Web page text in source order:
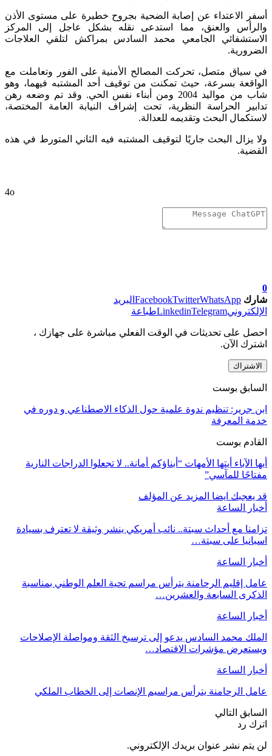
أسفر الاعتداء عن إصابة الضحية بجروح خطيرة على مستوى الأذن
والرأس والعنق، مما استدعى نقله بشكل عاجل إلى المركز
الاستشفائي الجامعي محمد السادس بمراكش لتلقي العلاجات
الضرورية.
في سياق متصل، تحركت المصالح الأمنية على الفور وتعاملت مع
الواقعة بسرعة، حيث تمكنت من توقيف أحد المشتبه فيهما، وهو
شاب من مواليد 2004 ومن أبناء نفس الحي. وقد تم وضعه رهن
تدابير الحراسة النظرية، تحت إشراف النيابة العامة المختصة،
لاستكمال البحث وتقديمه للعدالة.
ولا يزال البحث جاريًا لتوقيف المشتبه فيه الثاني المتورط في هذه
القضية.
4o
0
شارك
FacebookTwitterWhatsApp
البريد
الإلكتروني
LinkedinTelegram طباعة
احصل على تحديثات في الوقت الفعلي مباشرة على جهازك ،
اشترك الآن.
الاشتراك
السابق بوست
ابن جرير: تنظيم ندوة علمية حول الذكاء الاصطناعي و دوره في
خدمة المعرفة
القادم بوست
أيها الآباء أيتها الأمهات “أبناؤكم أمانة.. لا تجعلوا الدراجات النارية
مفتاحًا للمآسي”
قد يعجبك ايضا المزيد عن المؤلف
أخبار الساعة
تزامنا مع أحداث سبتة.. نائب أمريكي ينشر وثيقة لا تعترف بسيادة
اسبانيا على سبتة…
أخبار الساعة
عامل إقليم الرحامنة يترأس مراسم تحية العلم الوطني بمناسبة
الذكرى السابعة والعشرين…
أخبار الساعة
الملك محمد السادس يدعو إلى ترسيخ الثقة ومواصلة الإصلاحات
ويستعرض مؤشرات الاقتصاد…
أخبار الساعة
عامل الرحامنة يترأس مراسيم الإنصات إلى الخطاب الملكي
السابق التالي
اترك رد
لن يتم نشر عنوان بريدك الإلكتروني.